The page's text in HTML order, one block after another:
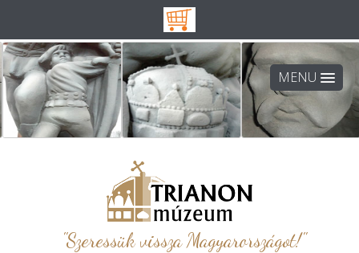
MENU
"Szeressük vissza Magyarországot!"